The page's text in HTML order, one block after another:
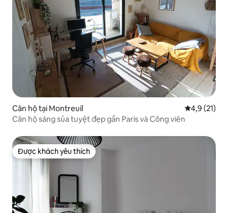
Căn hộ tại Montreuil Xếp hạng
4,9 (21)
Căn hộ sáng sủa tuyệt đẹp gần Paris và Công viên
Được khách yêu thích
Được khách yêu thích